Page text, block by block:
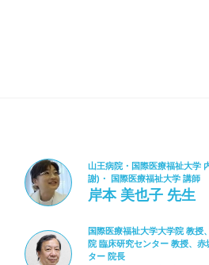
山王病院・国際医療福祉大学
謝)・ 国際医療福祉大学 講師
岸本 美也子 先生
国際医療福祉大学大学院 教授
院 臨床研究センター 教授、
ター 院長